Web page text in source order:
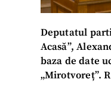
Deputatul
Acasă”,
baza de date
„Mirotvoreț”.